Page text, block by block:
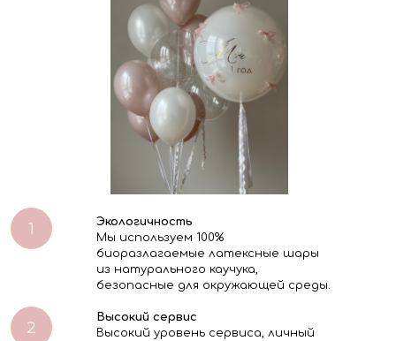
Экологичность
Мы используем 100%
биоразлагаемые латексные шары
из натурального каучука,
безопасные для окружающей среды.
Высокий сервис
Высокий уровень сервиса, личный